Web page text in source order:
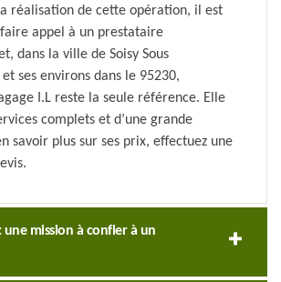
réalisation de cette opération, il est
appel à un prestataire
dans la ville de Soisy Sous
ses environs dans le 95230,
I.L reste la seule référence. Elle
complets et d’une grande
savoir plus sur ses prix, effectuez une
une mission à confier à un